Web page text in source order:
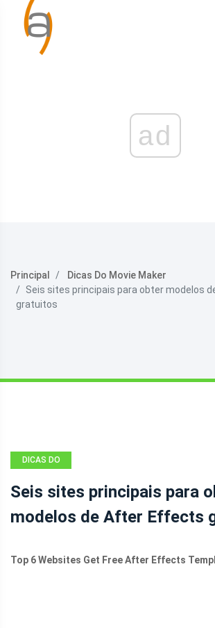
ad
Principal
Dicas Do Movie Maker
Seis sites principais para obter modelos
gratuitos
DICAS DO
Seis sites principais para
modelos de After Effects
Top 6 Websites Get Free After Effects